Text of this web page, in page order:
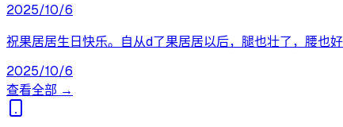
2025/10/6
祝果居居生日快乐。自从d了果居居以后，腿也壮了，腰也
2025/10/6
查看全部 →